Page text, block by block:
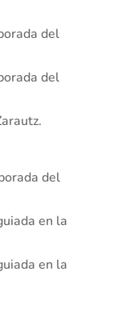
del
del
del
en la
en la